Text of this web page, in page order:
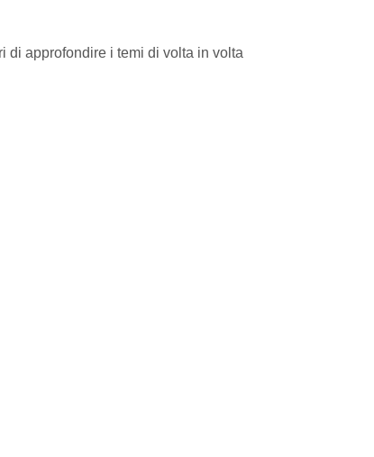
di approfondire i temi di volta in volta